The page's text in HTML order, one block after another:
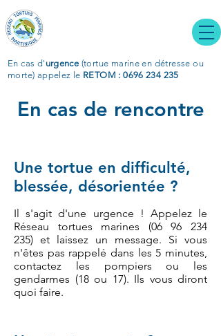
En cas d' urgence (tortue marine en détresse ou
morte) appelez le RETOM : 0696 234 235
En cas de rencontre
Une tortue en difficulté,
blessée, désorientée ?
Il s'agit d'une urgence ! Appelez le
Réseau tortues marines (06 96 234
235) et laissez un message. Si vous
n'êtes pas rappelé dans les 5 minutes,
contactez les pompiers ou les
gendarmes (18 ou 17). Ils vous diront
quoi faire.